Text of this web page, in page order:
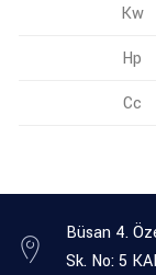
Kw
Hp
Cc
Büsan 4.
Sk. No: 5